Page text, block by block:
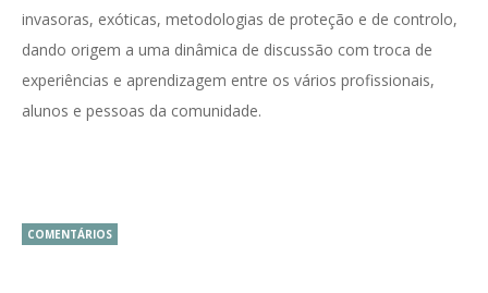
invasoras, exóticas, metodologias de proteção e de controlo,
dando origem a uma dinâmica de discussão com troca de
experiências e aprendizagem entre os vários profissionais,
alunos e pessoas da comunidade.
COMENTÁRIOS